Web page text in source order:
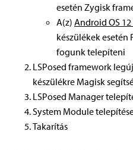
esetén Zygisk
A(z) Android OS
készülékek esetén
fogunk telepíteni
LSPosed framework
készülékre Magisk
LSPosed Manager
System Module
Takarítás